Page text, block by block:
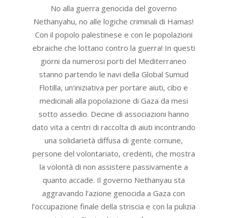
No alla guerra genocida del governo
Nethanyahu, no alle logiche criminali di Hamas!
Con il popolo palestinese e con le popolazioni
ebraiche che lottano contro la guerra! In questi
giorni da numerosi porti del Mediterraneo
stanno partendo le navi della Global Sumud
Flotilla, un’iniziativa per portare aiuti, cibo e
medicinali alla popolazione di Gaza da mesi
sotto assedio. Decine di associazioni hanno
dato vita a centri di raccolta di aiuti incontrando
una solidarietà diffusa di gente comune,
persone del volontariato, credenti, che mostra
la volontà di non assistere passivamente a
quanto accade. Il governo Nethanyau sta
aggravando l’azione genocida a Gaza con
l’occupazione finale della striscia e con la pulizia